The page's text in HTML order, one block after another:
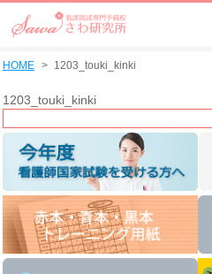
HOME 1203_touki_kinki
1203_touki_kinki